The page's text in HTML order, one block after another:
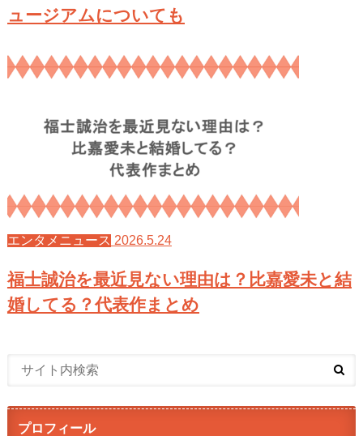
ュージアムについても
エンタメニュース 2026.5.24
福士誠治を最近見ない理由は？比嘉愛未と結
婚してる？代表作まとめ
プロフィール